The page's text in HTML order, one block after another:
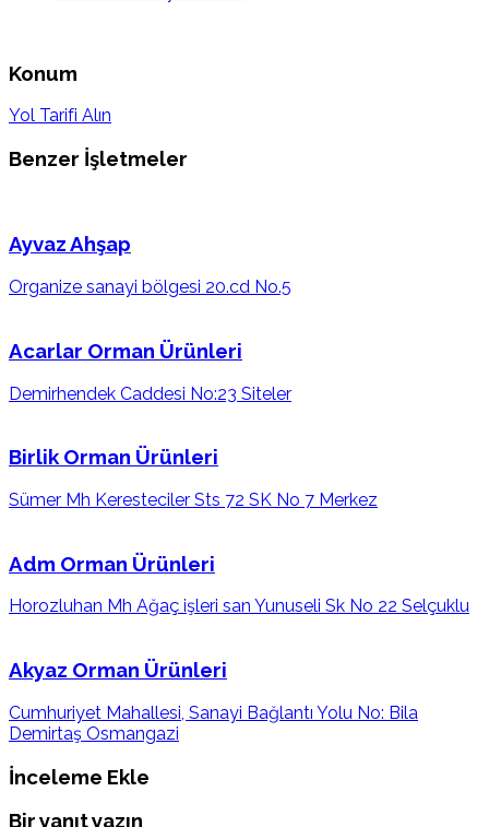
Konum
Yol Tarifi Alın
Benzer İşletmeler
Ayvaz Ahşap
Organize sanayi bölgesi 20.cd No.5
Acarlar Orman Ürünleri
Demirhendek Caddesi No:23 Siteler
Birlik Orman Ürünleri
Sümer Mh Keresteciler Sts 72 SK No 7 Merkez
Adm Orman Ürünleri
Horozluhan Mh Ağaç işleri san Yunuseli Sk No 22 Selçuklu
Akyaz Orman Ürünleri
Cumhuriyet Mahallesi, Sanayi Bağlantı Yolu No: Bila
Demirtaş Osmangazi
İnceleme Ekle
Bir yanıt yazın